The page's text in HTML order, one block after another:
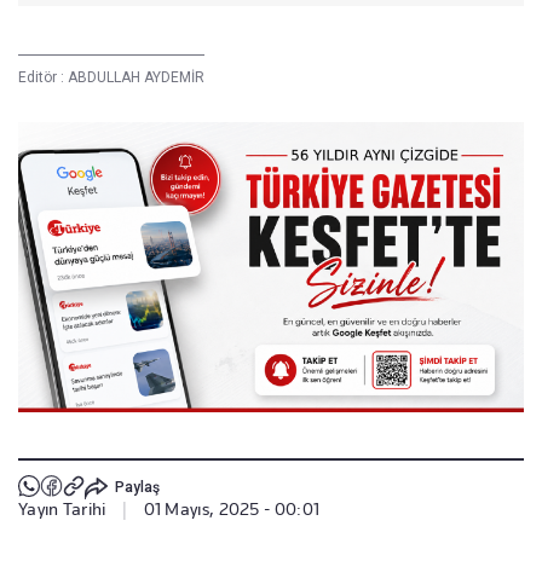
Editör : ABDULLAH AYDEMİR
Paylaş
Yayın Tarihi | 01 Mayıs, 2025 - 00:01